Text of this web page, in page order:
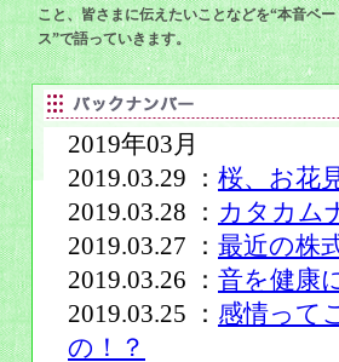
こと、皆さまに伝えたいことなどを“本音ベー
ス”で語っていきます。
2019年03月
2019.03.29 ： 桜、お花
2019.03.28 ： カタカム
2019.03.27 ： 最近の株
2019.03.26 ： 音を健康
2019.03.25 ： 感情って
の！？